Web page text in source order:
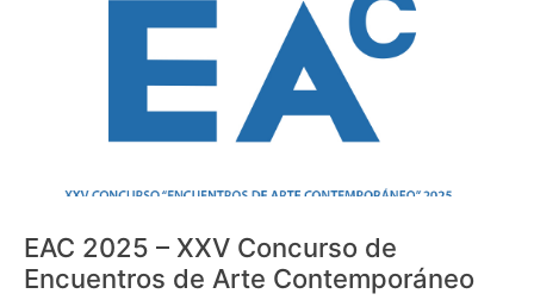
EAC 2025 – XXV Concurso de
Encuentros de Arte Contemporáneo